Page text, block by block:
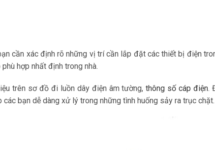
cần xác định rõ những vị trí cần lắp đặt các thiết bị điện
hợp nhất định trong nhà.
trên sơ đồ đi luồn dây điện âm tường,thông số cáp điện.
bạn dễ dàng xử lý trong những tình huống sảy ra trục chặt.